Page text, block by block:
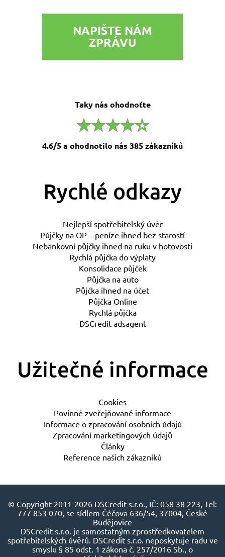
NAPIŠTE NÁM
ZPRÁVU
Taky nás ohodnoťte
4.6/5 a ohodnotilo nás 385 zákazníků
Rychlé odkazy
Nejlepší spotřebitelský úvěr
Půjčky na OP – peníze ihned bez starostí
Nebankovní půjčky ihned na ruku v hotovosti
Rychlá půjčka do výplaty
Konsolidace půjček
Půjčka na auto
Půjčka ihned na účet
Půjčka Online
Rychlá půjčka
DSCredit adsagent
Užitečné informace
Cookies
Povinně zveřejňované informace
Informace o zpracování osobních údajů
Zpracování marketingových údajů
Články
Reference našich zákazníků
© Copyright 2011-2026 DSCredit s.r.o., IČ: 058 38 223, Tel:
777 853 070, se sídlem Čéčova 636/54, 37004, České
Budějovice
DSCredit s.r.o. je samostatným zprostředkovatelem
spotřebitelských úvěrů. DSCredit s.r.o. neposkytuje radu ve
smyslu § 85 odst. 1 zákona č. 257/2016 Sb., o